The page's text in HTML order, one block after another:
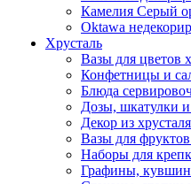
Камелия Серый
Oktawa
Хрусталь
Вазы для цветов
Конфетницы и
Блюда
Дозы, шкатулки
Декор из хрусталя
Вазы для фруктов
Наборы для
Графины,